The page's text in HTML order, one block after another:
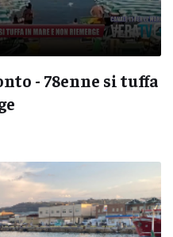
- 78enne si tuffa